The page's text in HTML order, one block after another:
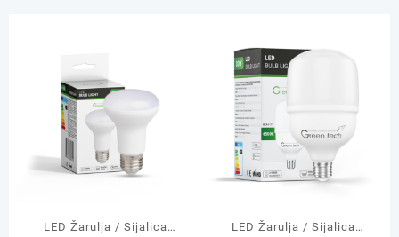
LED Žarulja / Sijalica
LED Žarulja / Sijalica